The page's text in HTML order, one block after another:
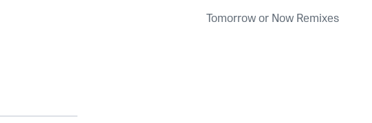
Tomorrow or Now Remixes